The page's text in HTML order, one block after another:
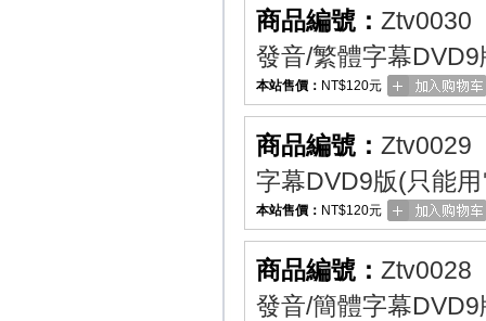
商品編號： Ztv0030
發音/繁體字幕
本站售價： NT$120元
商品編號： Ztv0029
字幕DVD9版(只能
本站售價： NT$120元
商品編號： Ztv0028
發音/簡體字幕